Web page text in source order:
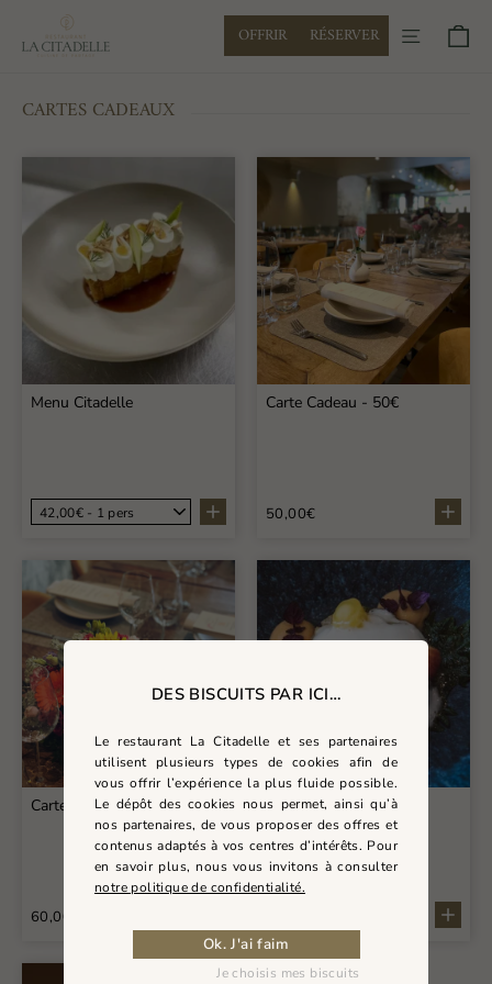
Citadelle OFFRIR RÉSERVER
CARTES CADEAUX
Menu Citadelle Carte Cadeau - 50€
50,00€
Carte Cadeau - 60€
60,00€
Carte Cadeau - 100€
DES BISCUITS PAR ICI…
Le restaurant La Citadelle et ses partenaires
utilisent plusieurs types de cookies afin de
vous offrir l’expérience la plus fluide possible.
Le dépôt des cookies nous permet, ainsi qu’à
nos partenaires, de vous proposer des offres et
contenus adaptés à vos centres d’intérêts. Pour
en savoir plus, nous vous invitons à consulter
notre politique de confidentialité.
Ok. J'ai faim
Je choisis mes biscuits